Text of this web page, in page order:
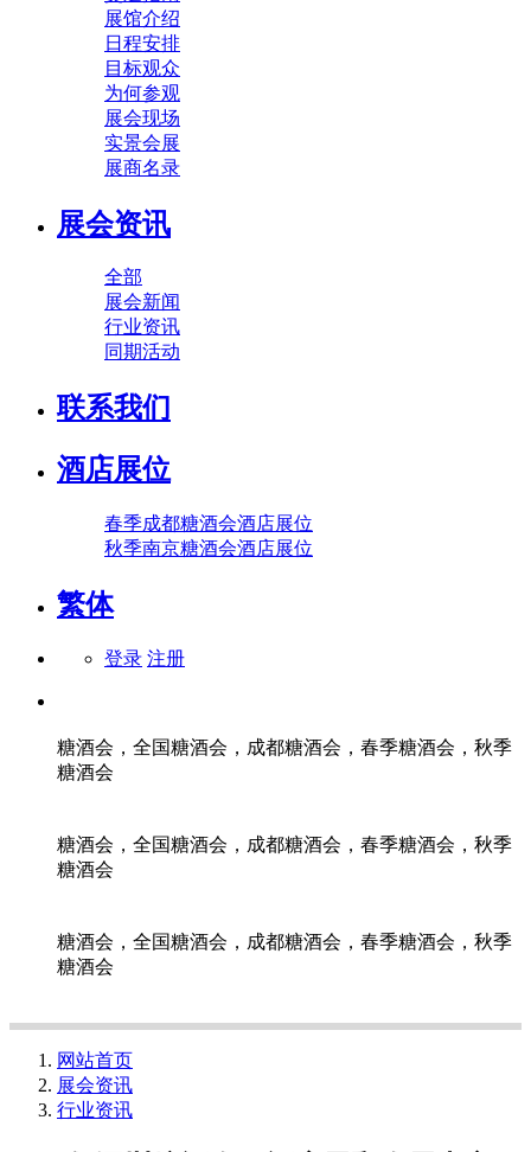
展馆介绍
日程安排
目标观众
为何参观
展会现场
实景会展
展商名录
展会资讯
全部
展会新闻
行业资讯
同期活动
联系我们
酒店展位
春季成都糖酒会酒店展位
秋季南京糖酒会酒店展位
繁体
登录 注册
糖酒会，全国糖酒会，成都糖酒会，春季糖酒会，秋季
糖酒会
糖酒会，全国糖酒会，成都糖酒会，春季糖酒会，秋季
糖酒会
糖酒会，全国糖酒会，成都糖酒会，春季糖酒会，秋季
糖酒会
网站首页
展会资讯
行业资讯